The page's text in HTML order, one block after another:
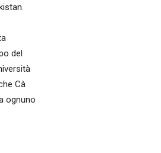
del
Cà
ognuno